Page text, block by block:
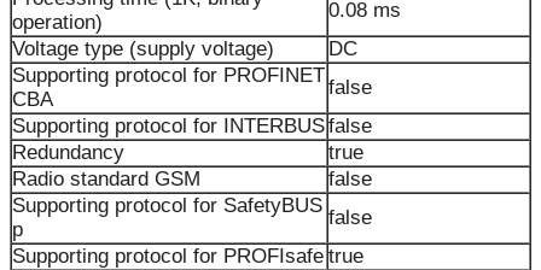
operation)
0.08 ms
Voltage type (supply voltage)
DC
Supporting protocol for PROFINET
CBA
false
Supporting protocol for INTERBUSfalse
Redundancy
true
Radio standard GSM
false
Supporting protocol for SafetyBUS
p
false
Supporting protocol for PROFIsafe true